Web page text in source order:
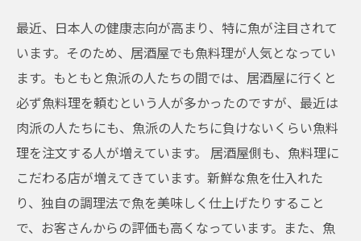
最近、日本人の健康志向が高まり、特に魚が注目されて
います。そのため、居酒屋でも魚料理が人気となってい
ます。もともと魚派の人たちの間では、居酒屋に行くと
必ず魚料理を頼むという人が多かったのですが、最近は
肉派の人たちにも、魚派の人たちに負けないくらい魚料
理を注文する人が増えています。 居酒屋側も、魚料理に
こだわる店が増えてきています。新鮮な魚を仕入れた
り、独自の調理法で魚を美味しく仕上げたりすること
で、お客さんからの評価も高くなっています。また、魚